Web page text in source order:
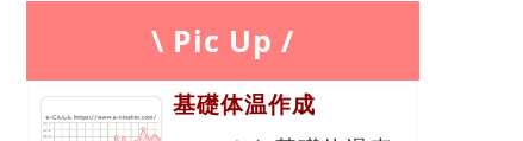
\ Pic Up /
基礎体温作成